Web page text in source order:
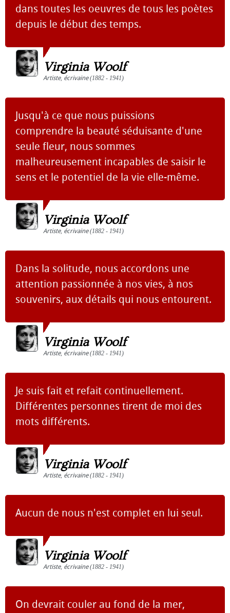
dans toutes les oeuvres de tous les poètes
depuis le début des temps.
Virginia Woolf
Artiste, écrivaine(1882 - 1941)
Jusqu'à ce que nous puissions
comprendre la beauté séduisante d'une
seule fleur, nous sommes
malheureusement incapables de saisir le
sens et le potentiel de la vie elle-même.
Virginia Woolf
Artiste, écrivaine(1882 - 1941)
Dans la solitude, nous accordons une
attention passionnée à nos vies, à nos
souvenirs, aux détails qui nous entourent.
Virginia Woolf
Artiste, écrivaine(1882 - 1941)
Je suis fait et refait continuellement.
Différentes personnes tirent de moi des
mots différents.
Virginia Woolf
Artiste, écrivaine(1882 - 1941)
Aucun de nous n'est complet en lui seul.
Virginia Woolf
Artiste, écrivaine(1882 - 1941)
On devrait couler au fond de la mer,